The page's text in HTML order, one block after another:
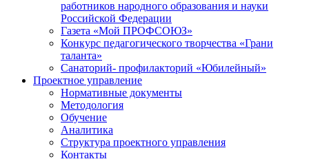
работников народного образования и науки
Российской Федерации
Газета «Мой ПРОФСОЮЗ»
Конкурс педагогического творчества «Грани
таланта»
Санаторий- профилакторий «Юбилейный»
Проектное управление
Нормативные документы
Методология
Обучение
Аналитика
Структура проектного управления
Контакты